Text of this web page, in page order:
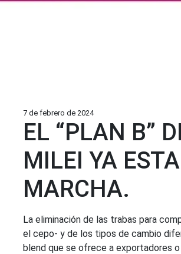
7 de febrero de 2024
EL “PLAN B”
MILEI YA
MARCHA.
La eliminación de las trabas para
el cepo- y de los tipos de cambio
blend que se ofrece a exportadores